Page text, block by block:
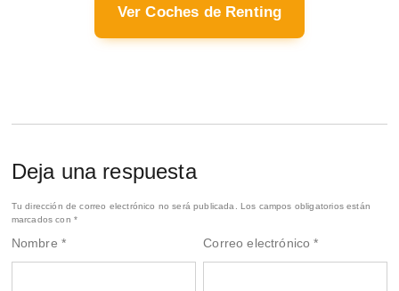
Ver Coches de Renting
Deja una respuesta
Tu dirección de correo electrónico no será publicada.
Los campos obligatorios están
marcados con *
Nombre * Correo electrónico*